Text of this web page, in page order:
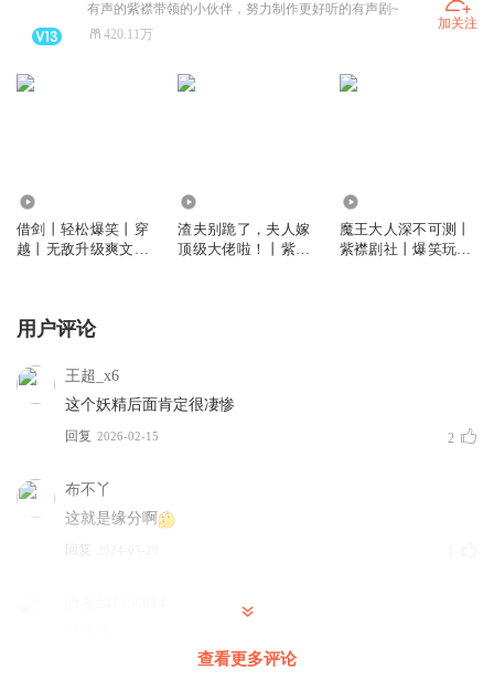
有声的紫襟带领的小伙伴，努力制作更好听的有声剧~
420.11万
加关注
借剑丨轻松爆笑丨穿
越丨无敌升级爽文丨
渣夫别跪了，夫人嫁
顶级大佬啦！丨紫襟
魔王大人深不可测丨
紫襟剧社丨爆笑玩家
用户评论
王超_x6
这个妖精后面肯定很凄惨
回复 2026-02-15 2
布不丫
这就是缘分啊
回复
查看更多评论